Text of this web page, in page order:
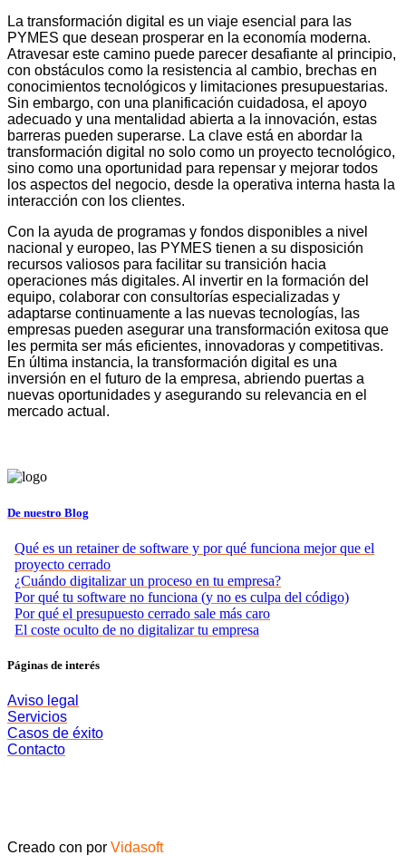
La transformación digital es un viaje esencial para las
PYMES que desean prosperar en la economía moderna.
Atravesar este camino puede parecer desafiante al principio,
con obstáculos como la resistencia al cambio, brechas en
conocimientos tecnológicos y limitaciones presupuestarias.
Sin embargo, con una planificación cuidadosa, el apoyo
adecuado y una mentalidad abierta a la innovación, estas
barreras pueden superarse. La clave está en abordar la
transformación digital no solo como un proyecto tecnológico,
sino como una oportunidad para repensar y mejorar todos
los aspectos del negocio, desde la operativa interna hasta la
interacción con los clientes.
Con la ayuda de programas y fondos disponibles a nivel
nacional y europeo, las PYMES tienen a su disposición
recursos valiosos para facilitar su transición hacia
operaciones más digitales. Al invertir en la formación del
equipo, colaborar con consultorías especializadas y
adaptarse continuamente a las nuevas tecnologías, las
empresas pueden asegurar una transformación exitosa que
les permita ser más eficientes, innovadoras y competitivas.
En última instancia, la transformación digital es una
inversión en el futuro de la empresa, abriendo puertas a
nuevas oportunidades y asegurando su relevancia en el
mercado actual.
De nuestro Blog
Qué es un retainer de software y por qué funciona mejor que el
proyecto cerrado
¿Cuándo digitalizar un proceso en tu empresa?
Por qué tu software no funciona (y no es culpa del código)
Por qué el presupuesto cerrado sale más caro
El coste oculto de no digitalizar tu empresa
Páginas de interés
Aviso legal
Servicios
Casos de éxito
Contacto
Creado con por Vidasoft